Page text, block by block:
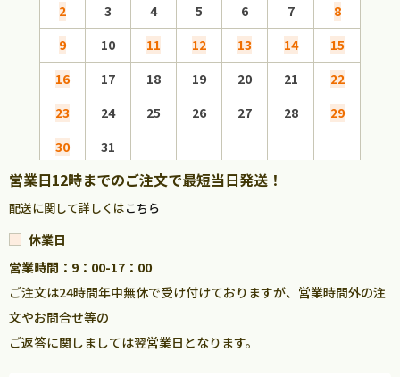
2
3 4 5 6 7
8
9
10 11 12 13 14
15
16
17 18 19 20 21
22
23
24 25 26 27 28
29
30
31
営業日12時までのご注文で最短当日発送！
配送に関して詳しくはこちら
休業日
営業時間：9：00-17：00
ご注文は24時間年中無休で受け付けておりますが、営業時間外の注
文やお問合せ等の
ご返答に関しましては翌営業日となります。